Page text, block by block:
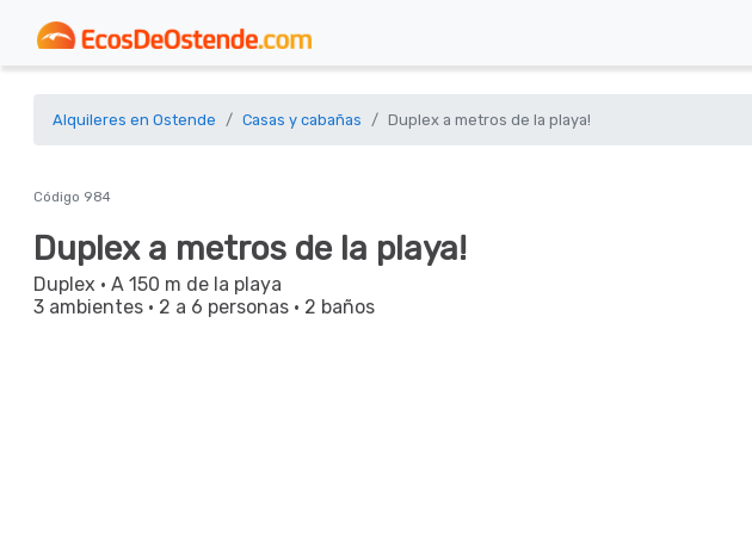
Alquileres en Ostende Casas y cabañas Duplex a metros de la playa!
Código 984
Duplex a metros de la playa!
Duplex · A 150 m de la playa
3 ambientes · 2 a 6 personas · 2 baños